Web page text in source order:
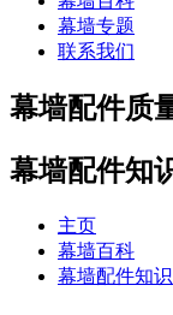
幕墙专题
联系我们
幕墙配件质
幕墙配件知
主页
幕墙百科
幕墙配件知识